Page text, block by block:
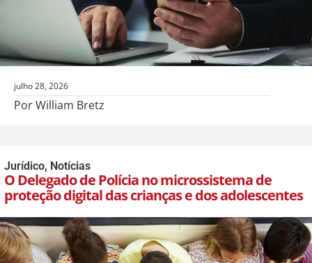
julho 28, 2026
Por William Bretz
Jurídico, Notícias
O Delegado de Polícia no microssistema de
proteção digital das crianças e dos adolescentes